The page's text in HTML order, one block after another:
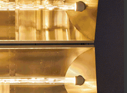
(Bilbao) celebra la
‘Prototipoak’,
formas artísticas